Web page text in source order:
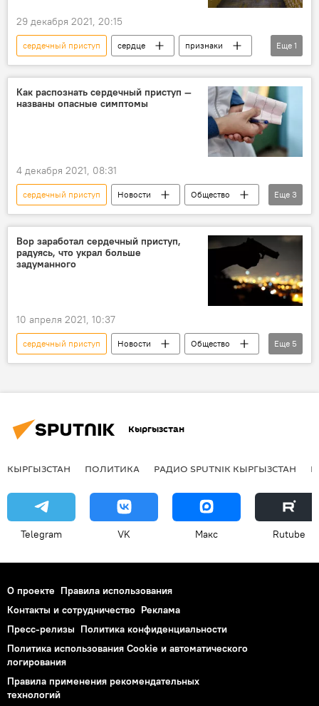
29 декабря 2021, 20:15
сердечный приступ сердце
признаки
кардиолог
Еще 1
Как распознать сердечный приступ —
названы опасные симптомы
4 декабря 2021, 08:31
сердечный приступ Новости
Общество
приступ
симптомы кардиолог
Еще 3
Вор заработал сердечный приступ,
радуясь, что украл больше
задуманного
10 апреля 2021, 10:37
сердечный приступ Новости
Общество
В мире
Происшествия
Индия
Еще 5
Кыргызстан
КЫРГЫЗСТАН ПОЛИТИКА РАДИО SPUTNIK КЫРГЫЗСТАН
Telegram VK Макс Rutube
О проекте Правила использования
Контакты и сотрудничество Реклама
Пресс-релизы Политика конфиденциальности
Политика использования Cookie и автоматического
логирования
Правила применения рекомендательных
технологий